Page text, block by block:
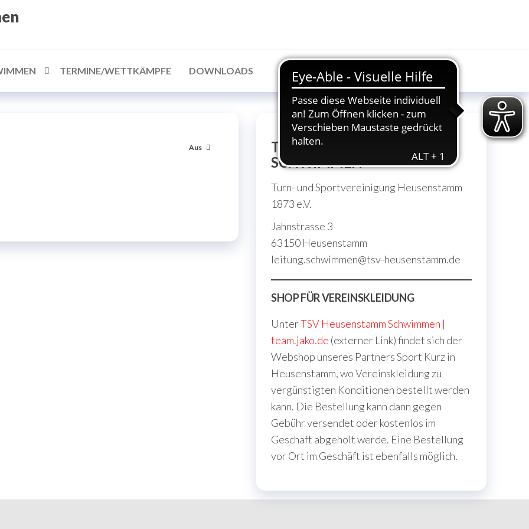
TERMINE/WETTKÄMPFE DOWNLOADS
Aus
TSV HEUSENSTAMM
SCHWIMMEN
Turn- und Sportvereinigung Heusenstamm
1873 e.V.
Jahnstrasse 3
63150 Heusenstamm
leitung.schwimmen@tsv-heusenstamm.de
SHOP FÜR VEREINSKLEIDUNG
UnterTSV Heusenstamm Schwimmen |
team.jako.de (externer Link) findet sich der
Webshop unseres Partners Sport Kurz in
Heusenstamm, wo Vereinskleidung zu
vergünstigten Konditionen bestellt werden
kann. Die Bestellung kann dann gegen
Gebühr versendet oder kostenlos im
Geschäft abgeholt werde. Eine Bestellung
vor Ort im Geschäft ist ebenfalls möglich.